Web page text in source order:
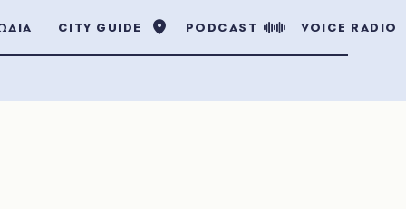
CITY GUIDE PODCAST VOICE RADIO